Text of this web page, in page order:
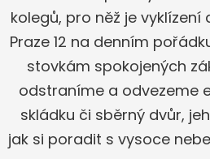
kolegů, pro něž je
Praze 12 na denním
stovkám spokojených
odstraníme a odvezeme
skládku či sběrný dvůr,
jak si poradit s vysoce